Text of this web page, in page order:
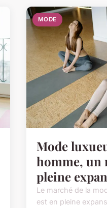
MODE
Mode
homme, un
pleine
Le marché de la
est en pleine